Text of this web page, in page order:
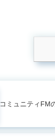
コミュニティFM